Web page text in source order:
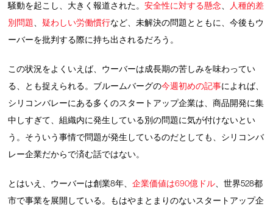
騒動を起こし、大きく報道された。安全性に対する懸念、 人種的差
別問題、 疑わしい労働慣行など、未解決の問題とともに、今後もウ
ーバーを批判する際に持ち出されるだろう。
この状況をよくいえば、ウーバーは成長期の苦しみを味わってい
る、とも捉えられる。ブルームバーグの今週初めの記事によれば、
シリコンバレーにある多くのスタートアップ企業は、商品開発に集
中しすぎて、組織内に発生している別の問題に気が付けないとい
う。そういう事情で問題が発生しているのだとしても、シリコンバ
レー企業だからで済む話ではない。
とはいえ、ウーバーは創業8年、企業価値は690億ドル、世界528都
市で事業を展開している。もはやまとまりのないスタートアップ企